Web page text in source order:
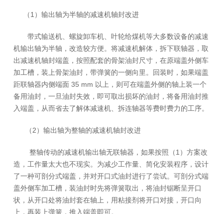
（1）输出轴为半轴的减速机轴封改进
带式输送机、螺旋卸车机、叶轮给煤机等大多数设备的减速
机输出轴为半轴，改造较方便。将减速机解体，拆下联轴器，取
出减速机轴封端盖，按照配套的骨架油封尺寸，在原端盖外侧车
加工槽，装上骨架油封，带弹簧的一侧向里。回装时，如果端盖
距联轴器内侧端面 35 mm 以上，则可在端盖外侧的轴上装一个
备用油封，一旦油封失效，即可取出损坏的油封，将备用油封推
入端盖，从而省去了解体减速机、拆连轴器等费时费力的工序。
（2）输出轴为整轴的减速机轴封改进
整轴传动的减速机输出轴无联轴器，如果按照（1）方案改
造，工作量太大也不现实。为减少工作量、简化安装程序，设计
了一种可剖分式端盖，并对开口式油封进行了尝试。可剖分式端
盖外侧车加工槽，装油封时先将弹簧取出，将油封锯断呈开口
状，从开口处将油封套在轴上，用粘接剂将开口对接，开口向
上，再装上弹簧，推入端盖即可。